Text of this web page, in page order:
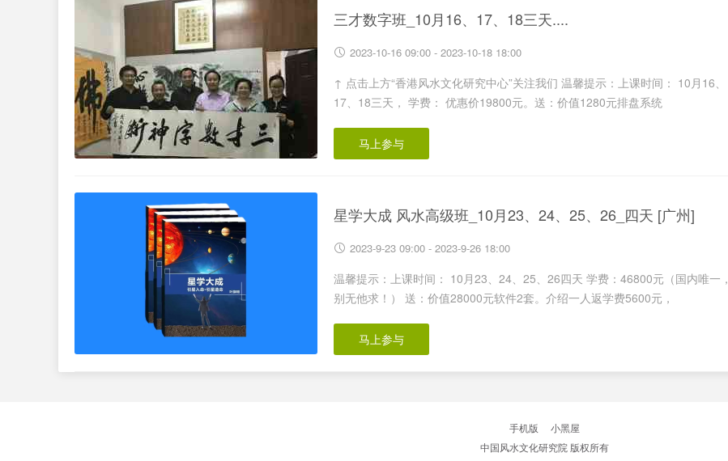
三才数字班_10月16、17、18三天....
2023-10-16 09:00 - 2023-10-18 18:00
↑ 点击上方“香港风水文化研究中心”关注我们 温馨提示：上课时间： 10月16、
17、18三天， 学费： 优惠价19800元。送：价值1280元排盘系统
马上参与
星学大成 风水高级班_10月23、24、25、26_四天 [广州]
2023-9-23 09:00 - 2023-9-26 18:00
温馨提示：上课时间： 10月23、24、25、26四天 学费：46800元（国内唯一，
别无他求！） 送：价值28000元软件2套。介绍一人返学费5600元，
马上参与
手机版
小黑屋
中国风水文化研究院版权所有